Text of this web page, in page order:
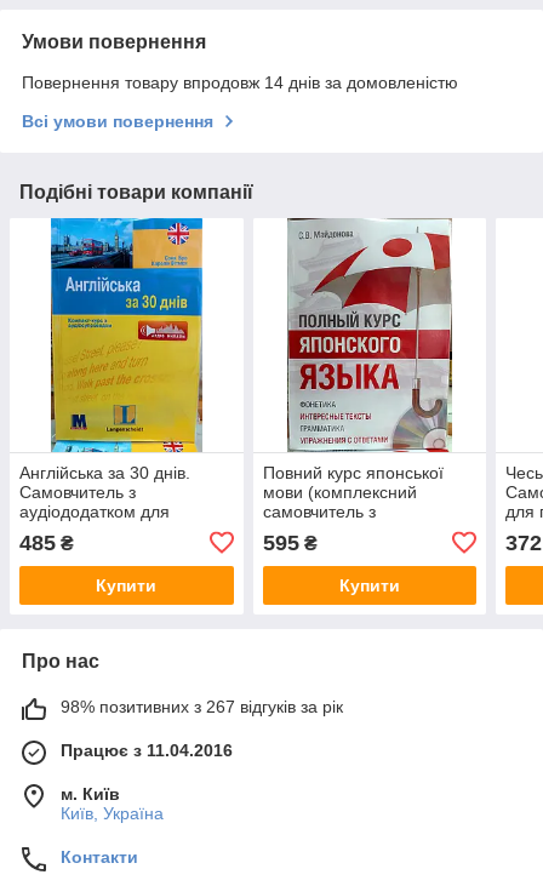
Умови повернення
Повернення товару впродовж 14 днів за домовленістю
Всі умови повернення
Подібні товари компанії
Англійська за 30 днів.
Самовчитель з
аудіододатком для
485 ₴
Купити
Повний курс японської
мови (комплексний
самовчитель з
595₴
Купити
для
372
Про нас
98% позитивних з 267 відгуків за рік
Працює з 11.04.2016
м. Київ
Київ, Україна
Контакти